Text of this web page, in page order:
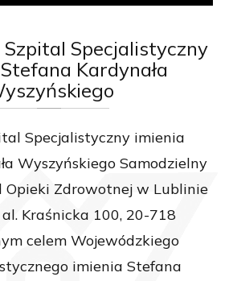
Szpital Specjalistyczny
Kardynała
Specjalistyczny imienia
Wyszyńskiego Samodzielny
Opieki Zdrowotnej w Lublinie
Kraśnicka 100, 20-718
celem Wojewódzkiego
imienia Stefana